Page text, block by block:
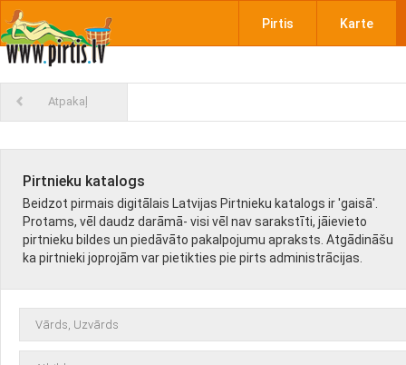
Pirtis Karte
Atpakaļ
Pirtnieku katalogs
Beidzot pirmais digitālais Latvijas Pirtnieku katalogs ir 'gaisā'.
Protams, vēl daudz darāmā- visi vēl nav sarakstīti, jāievieto
pirtnieku bildes un piedāvāto pakalpojumu apraksts. Atgādināšu
ka pirtnieki joprojām var pietikties pie pirts administrācijas.